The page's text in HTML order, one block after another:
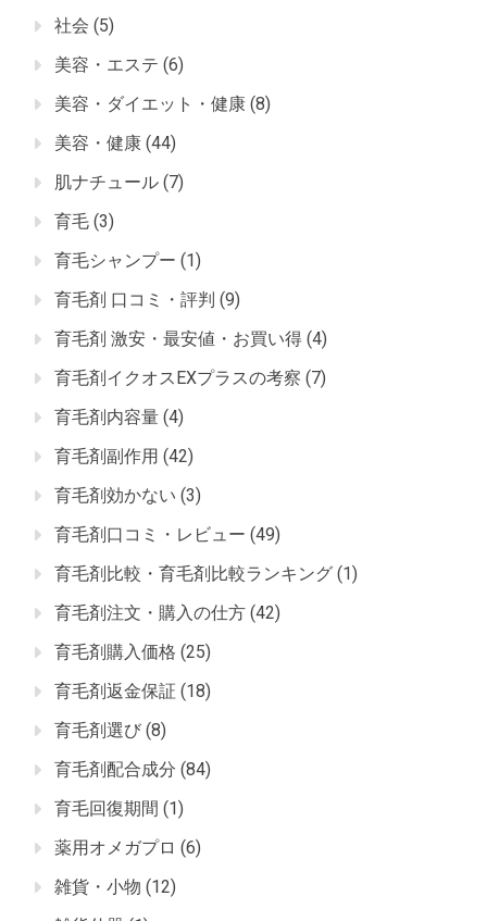
社会 (5)
美容・エステ (6)
美容・ダイエット・健康 (8)
美容・健康 (44)
肌ナチュール (7)
育毛 (3)
育毛シャンプー (1)
育毛剤 口コミ・評判 (9)
育毛剤 激安・最安値・お買い得 (4)
育毛剤イクオスEXプラスの考察 (7)
育毛剤内容量 (4)
育毛剤副作用 (42)
育毛剤効かない (3)
育毛剤口コミ・レビュー (49)
育毛剤比較・育毛剤比較ランキング (1)
育毛剤注文・購入の仕方 (42)
育毛剤購入価格 (25)
育毛剤返金保証 (18)
育毛剤選び (8)
育毛剤配合成分 (84)
育毛回復期間 (1)
薬用オメガプロ (6)
雑貨・小物 (12)